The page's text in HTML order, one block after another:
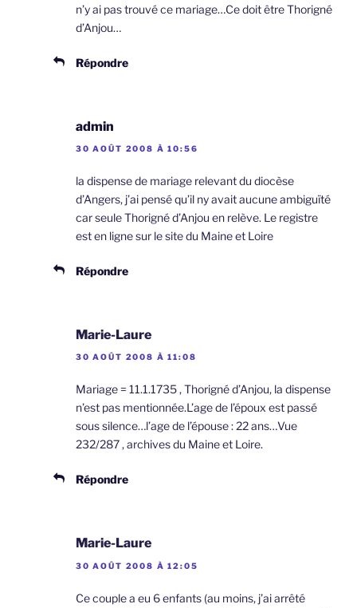
n’y ai pas trouvé ce mariage…Ce doit être Thorigné
d’Anjou…
Répondre
admin
30 AOÛT 2008 À 10:56
la dispense de mariage relevant du diocèse
d’Angers, j’ai pensé qu’il ny avait aucune ambiguïté
car seule Thorigné d’Anjou en relève. Le registre
est en ligne sur le site du Maine et Loire
Répondre
Marie-Laure
30 AOÛT 2008 À 11:08
Mariage = 11.1.1735 , Thorigné d’Anjou, la dispense
n’est pas mentionnée.L’age de l’époux est passé
sous silence…l’age de l’épouse : 22 ans…Vue
232/287 , archives du Maine et Loire.
Répondre
Marie-Laure
30 AOÛT 2008 À 12:05
Ce couple a eu 6 enfants (au moins, j’ai arrêté